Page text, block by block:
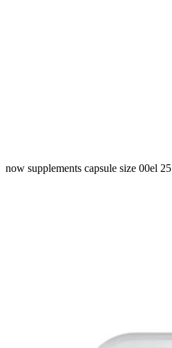
now supplements capsule size 00el 25